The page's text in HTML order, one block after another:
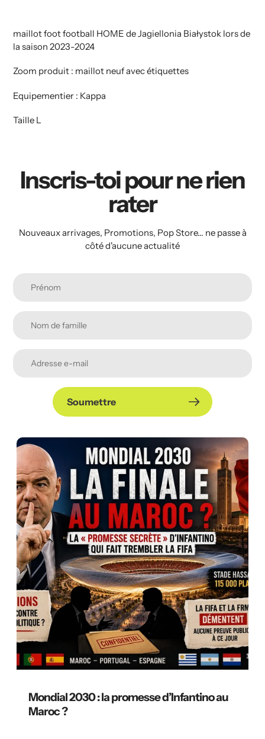
produit
à
panier
maillot foot football HOME de Jagiellonia Białystok lors de
la saison 2023-2024
Zoom produit : maillot neuf avec étiquettes
Equipementier : Kappa
Taille L
Inscris-toi pour ne rien
rater
Nouveaux arrivages, Promotions, Pop Store... ne passe à
côté d'aucune actualité
Soumettre
Mondial 2030 : la promesse d’Infantino au
Maroc ?